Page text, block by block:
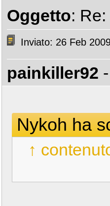
Oggetto:
Inviato: 26 Feb
painkiller92
Nykoh ha
↑